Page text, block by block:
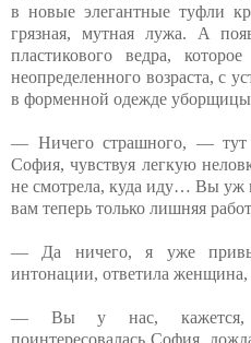
в новые элегантные туфли
грязная, мутная лужа. А
пластикового ведра,
неопределенного возраста, с
в форменной одежде
— Ничего страшного, — тут
София, чувствуя легкую
не смотрела, куда иду… Вы уж
вам теперь только лишняя
— Да ничего, я уже
интонации, ответила
— Вы у нас, кажется,
поинтересовалась София,